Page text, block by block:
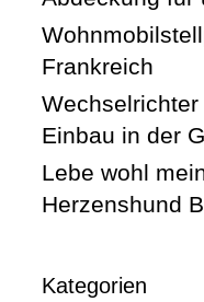
Frankreich
Einbau in der
Lebe wohl
Herzenshund
Kategorien